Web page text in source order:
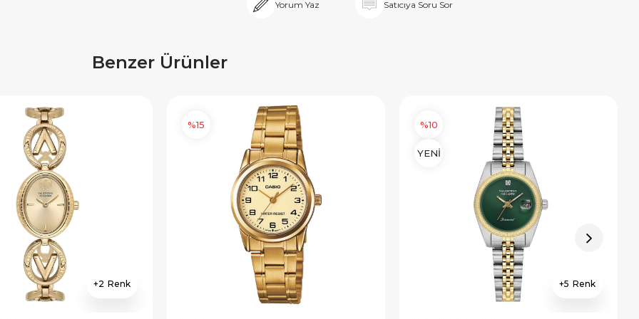
Yorum Yaz Satıcıya Soru Sor
Benzer Ürünler
2
%15
5
%10
YENİ
×